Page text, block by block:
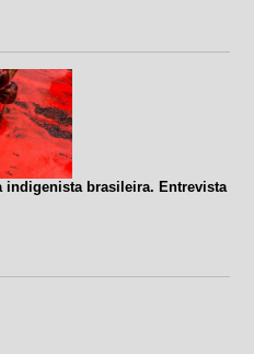
brasileira. Entrevista